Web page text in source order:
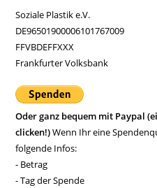
Soziale Plastik e.V.
DE96501900006101767009
FFVBDEFFXXX
Frankfurter Volksbank
Oder ganz bequem mit Paypal
clicken!)Wenn Ihr eine
folgende Infos:
- Betrag
- Tag der Spende